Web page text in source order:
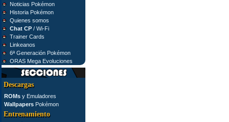
Noticias Pokémon
Historia Pokémon
Quienes somos
Chat CP / Wi-Fi
Trainer Cards
Linkeanos
6ª Generación Pokémon
ORAS Mega Evoluciones
Descargas
ROMs y Emuladores
Wallpapers Pokémon
Entrenamiento